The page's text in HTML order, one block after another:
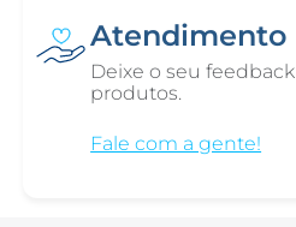
Atendimento
Deixe o seu
produtos.
Fale com a gente!